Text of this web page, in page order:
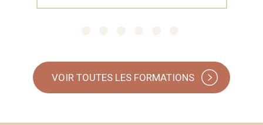
VOIR TOUTES LES FORMATIONS